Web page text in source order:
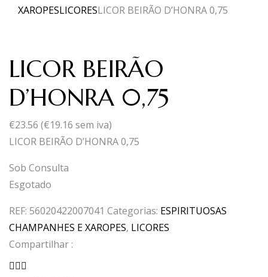
XAROPESLICORESLICOR BEIRÃO D’HONRA 0,75
LICOR BEIRÃO
D’HONRA 0,75
€23.56 (€19.16 sem iva)
LICOR BEIRÃO D’HONRA 0,75
Sob Consulta
Esgotado
REF: 56020422007041 Categorias: ESPIRITUOSAS
CHAMPANHES E XAROPES, LICORES
Compartilhar :